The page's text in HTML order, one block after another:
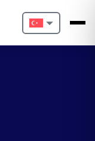
Nederlands